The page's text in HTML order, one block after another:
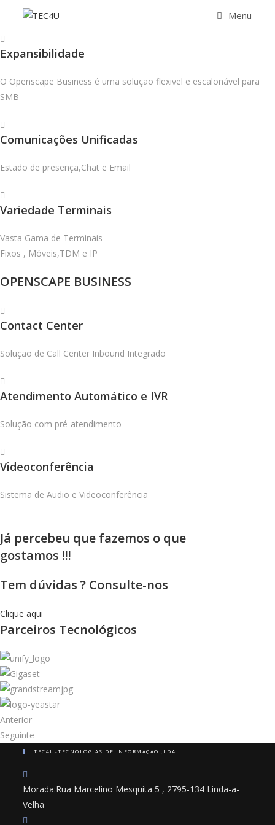
Menu
Expansibilidade
O Openscape Business é uma solução flexivel e escalonável para
SMB
Comunicações Unificadas
Estado de presença,Chat e Email
Variedade Terminais
Vasta Gama de Terminais
Fixos , Móveis,TDM e IP
OPENSCAPE BUSINESS
Contact Center
Solução de Call Center Inbound Integrado
Atendimento Automático e IVR
Solução com pré-atendimento
Videoconferência
Sistema de Audio e Videoconferência
Já percebeu que fazemos o que
gostamos !!!
Tem dúvidas ? Consulte-nos
Clique aqui
Parceiros Tecnológicos
Anterior
Seguinte
TEC4U-TECNOLOGIAS DE INFORMAÇÃO ,LDA.
Morada:Rua Marcelino Mesquita 5 , 2795-134 Linda-a-
Velha